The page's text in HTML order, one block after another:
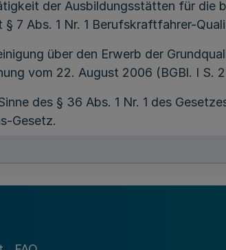
der Ausbildungsstätten für die
7 Abs. 1 Nr. 1 Berufskraftfahrer-
über den Erwerb der
vom 22. August 2006 (BGBl. I S.
des § 36 Abs. 1 Nr. 1 des
Gesetz.